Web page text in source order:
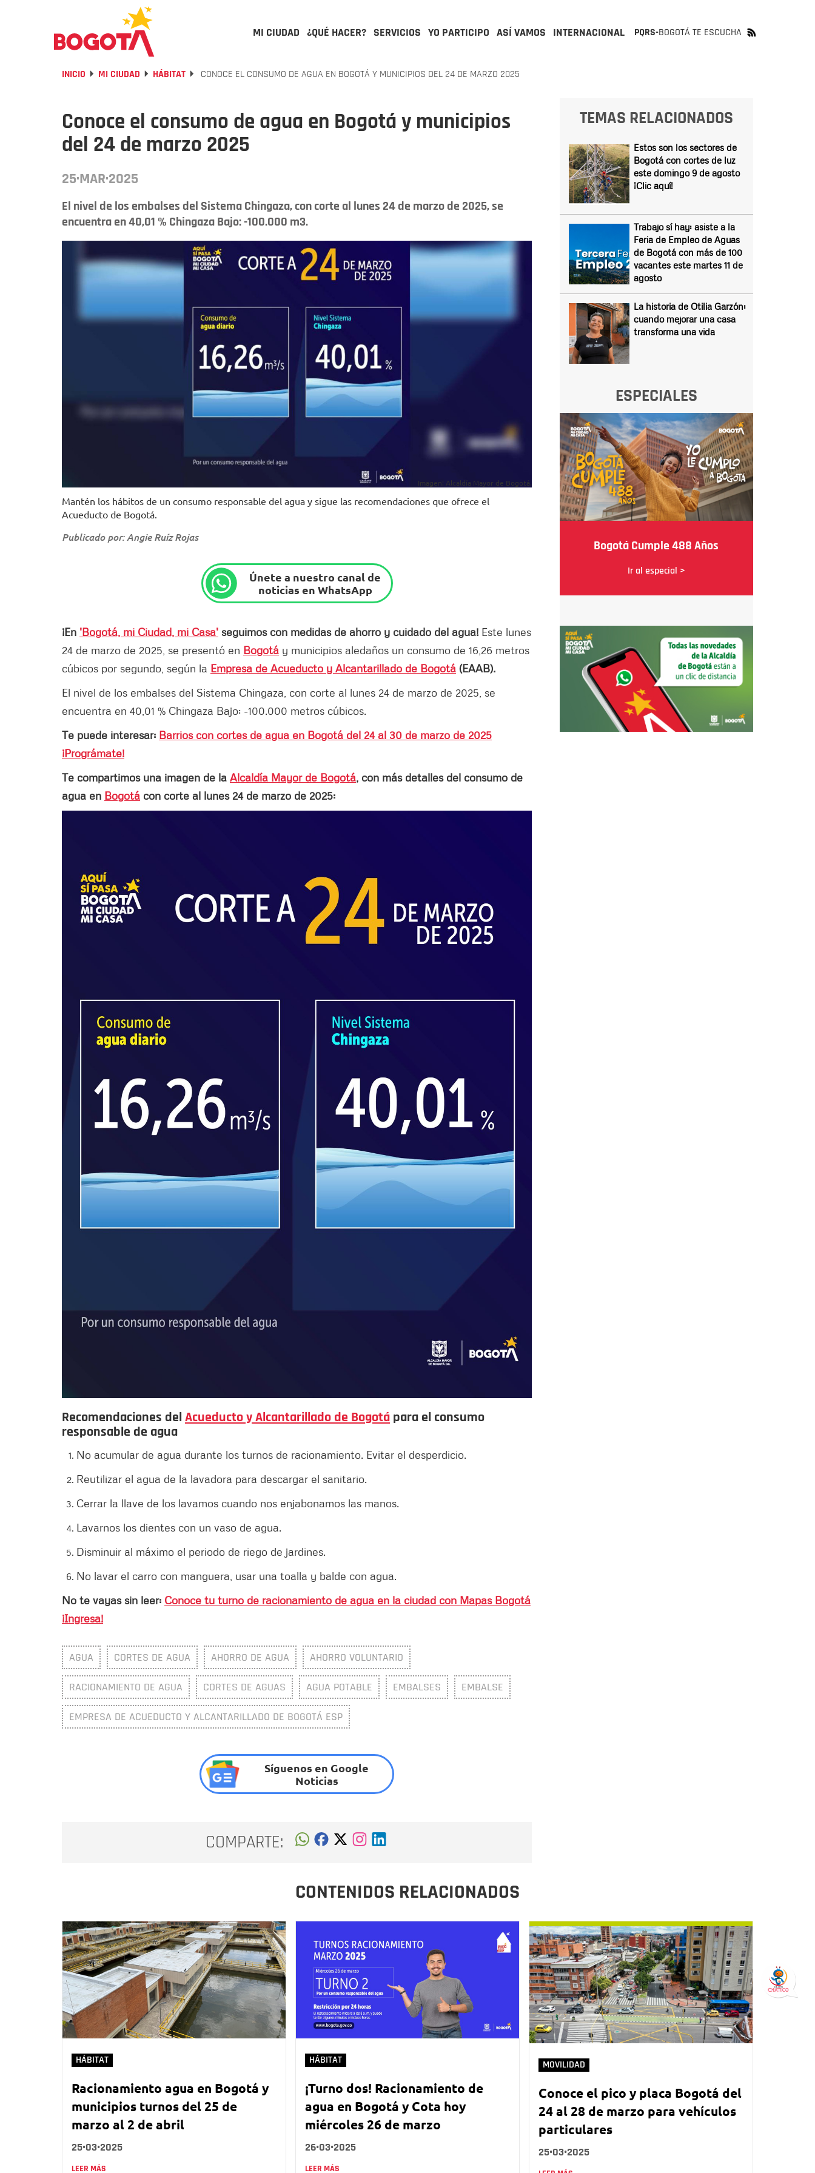
MI CIUDAD ¿QUÉ HACER? SERVICIOS YO PARTICIPO ASÍ VAMOS INTERNACIONAL PQRS-BOGOTÁ TE ESCUCHA
INICIO MI CIUDAD HÁBITAT CONOCE EL CONSUMO DE AGUA EN BOGOTÁ Y MUNICIPIOS DEL 24 DE MARZO 2025
Conoce el consumo de agua en Bogotá y municipios
del 24 de marzo 2025
25·MAR·2025
El nivel de los embalses del Sistema Chingaza, con corte al lunes 24 de marzo de 2025, se
encuentra en 40,01 % Chingaza Bajo: -100.000 m3.
Imagen: Alcaldía Mayor de Bogotá.
Mantén los hábitos de un consumo responsable del agua y sigue las recomendaciones que ofrece el
Acueducto de Bogotá.
Publicado por: Angie Ruíz Rojas
Únete a nuestro canal de
noticias en WhatsApp
¡En 'Bogotá, mi Ciudad, mi Casa' seguimos con medidas de ahorro y cuidado del agua! Este lunes
24 de marzo de 2025, se presentó en Bogotá y municipios aledaños un consumo de 16,26 metros
cúbicos por segundo, según la Empresa de Acueducto y Alcantarillado de Bogotá (EAAB).
El nivel de los embalses del Sistema Chingaza, con corte al lunes 24 de marzo de 2025, se
encuentra en 40,01 % Chingaza Bajo: -100.000 metros cúbicos.
Te puede interesar: Barrios con cortes de agua en Bogotá del 24 al 30 de marzo de 2025
¡Prográmate!
Te compartimos una imagen de la Alcaldía Mayor de Bogotá, con más detalles del consumo de
agua en Bogotá con corte al lunes 24 de marzo de 2025:
Recomendaciones del Acueducto y Alcantarillado de Bogotá para el consumo
responsable de agua
No acumular de agua durante los turnos de racionamiento. Evitar el desperdicio.
Reutilizar el agua de la lavadora para descargar el sanitario.
Cerrar la llave de los lavamos cuando nos enjabonamos las manos.
Lavarnos los dientes con un vaso de agua.
Disminuir al máximo el periodo de riego de jardines.
No lavar el carro con manguera, usar una toalla y balde con agua.
No te vayas sin leer: Conoce tu turno de racionamiento de agua en la ciudad con Mapas Bogotá
¡Ingresa!
AGUA CORTES DE AGUA AHORRO DE AGUA AHORRO VOLUNTARIO
RACIONAMIENTO DE AGUA CORTES DE AGUAS AGUA POTABLE EMBALSES EMBALSE
EMPRESA DE ACUEDUCTO Y ALCANTARILLADO DE BOGOTÁ ESP
Síguenos en Google
Noticias
COMPARTE:
TEMAS RELACIONADOS
Estos son los sectores de
Bogotá con cortes de luz
este domingo 9 de agosto
¡Clic aquí!
Trabajo sí hay: asiste a la
Feria de Empleo de Aguas
de Bogotá con más de 100
vacantes este martes 11 de
agosto
La historia de Otilia Garzón:
cuando mejorar una casa
transforma una vida
ESPECIALES
Bogotá Cumple 488 Años
Ir al especial >
CONTENIDOS RELACIONADOS
HÁBITAT
Racionamiento agua en Bogotá y
municipios turnos del 25 de
marzo al 2 de abril
25•03•2025
LEER MÁS
HÁBITAT
¡Turno dos! Racionamiento de
agua en Bogotá y Cota hoy
miércoles 26 de marzo
26•03•2025
LEER MÁS
MOVILIDAD
Conoce el pico y placa Bogotá del
24 al 28 de marzo para vehículos
particulares
25•03•2025